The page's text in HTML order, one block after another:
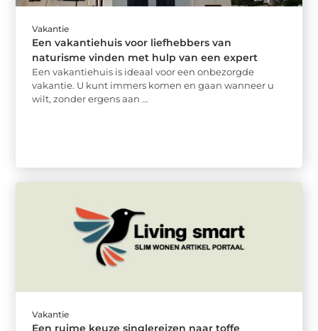
Vakantie
Een vakantiehuis voor liefhebbers van
naturisme vinden met hulp van een expert
Een vakantiehuis is ideaal voor een onbezorgde
vakantie. U kunt immers komen en gaan wanneer u
wilt, zonder ergens aan ...
Vakantie
Een ruime keuze singlereizen naar toffe